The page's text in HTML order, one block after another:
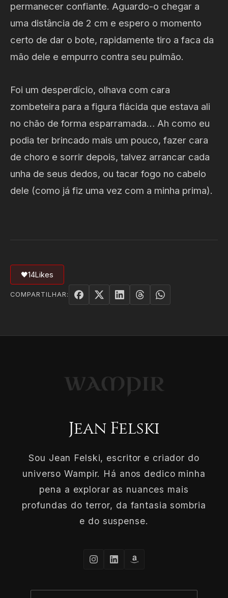
permanecer confiante. Aguardo-o chegar a
uma distância de 2 cm e espero o momento
certo de dar o bote, rapidamente tiro a faca da
mão dele e empurro contra seu pulmão.
Foi um desperdício, olhava com cara
zombeteira para a figura flácida que estava ali
no chão de forma esparramada… Ah como eu
podia ter brincado mais um pouco, fazer cara
de choro e sorrir depois, talvez arrancar cada
unha de seus dedos, ou tacar fogo no cabelo
dele (como já fiz uma vez com a minha prima).
🖤14Likes
COMPARTILHAR:
Jean Felski
Sou Jean Felski, escritor e criador do
universo Wampir. Há anos dedico minha
pena a explorar as nuances mais
profundas do terror, da fantasia sombria
e do suspense.